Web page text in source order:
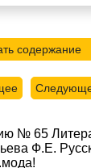
содержание
№ 65
Ф.Е.